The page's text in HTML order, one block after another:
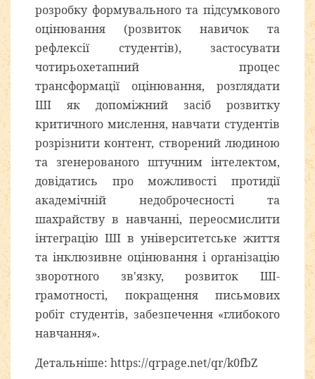
розробку формувального та підсумкового
оцінювання (розвиток навичок та
рефлексії студентів), застосувати
чотирьохетапний процес
трансформації оцінювання, розглядати
ШІ як допоміжний засіб розвитку
критичного мислення, навчати студентів
розрізнити контент, створений людиною
та згенерованого штучним інтелектом,
довідатись про можливості протидії
академічній недоброчесності та
шахрайству в навчанні, переосмислити
інтеграцію ШІ в університетське життя
та інклюзивне оцінювання і організацію
зворотного зв'язку, розвиток ШІ-
грамотності, покращення письмових
робіт студентів, забезпечення «глибокого
навчання».
Детальніше: https://qrpage.net/qr/k0fbZ